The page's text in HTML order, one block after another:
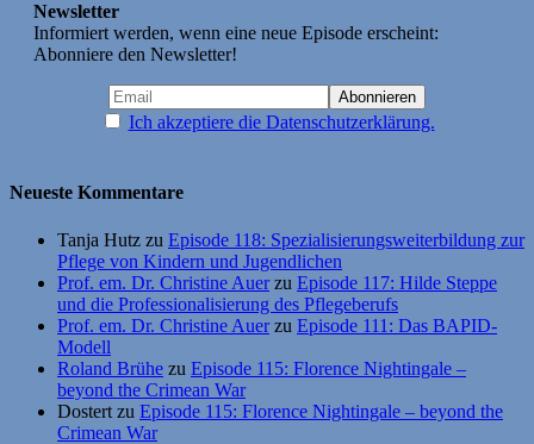
Newsletter
Informiert werden, wenn eine neue Episode erscheint:
Abonniere den Newsletter!
Ich akzeptiere die Datenschutzerklärung.
Neueste Kommentare
Tanja Hutz zu Episode 118: Spezialisierungsweiterbildung zur
Pflege von Kindern und Jugendlichen
Prof. em. Dr. Christine Auerzu Episode 117: Hilde Steppe
und die Professionalisierung des Pflegeberufs
Prof. em. Dr. Christine Auerzu Episode 111: Das BAPID-
Modell
Roland Brühe zu Episode 115: Florence Nightingale –
beyond the Crimean War
Dostert zu Episode 115: Florence Nightingale – beyond the
Crimean War